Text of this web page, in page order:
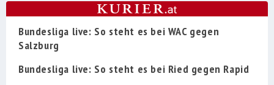
Bundesliga live: So steht es bei WAC gegen
Salzburg
Bundesliga live: So steht es bei Ried gegen Rapid